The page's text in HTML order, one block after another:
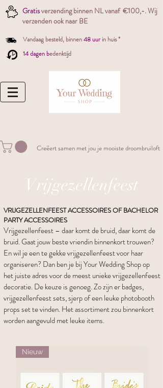
Gratisverzending binnen NL vanaf €100,-. Wij
verzenden ook naar BE
Vandaag besteld, binnen48 uur in huis *
14 dagen bedenktijd
Creëert samen met jou je mooiste droombruiloft
Vrijgezellenfeest
VRIJGEZELLENFEEST ACCESSOIRES OF BACHELOR
PARTY ACCESSOIRES
Vrijgezellenfeest – daar komt de bruid, daar komt de
bruid. Gaat jouw beste vriendin binnenkort trouwen?
En wil je een te gekke vrijgezellenfeest voor haar
organiseren? Dan ben je bij Your Wedding Shop op
het juiste adres voor de meest unieke vrijgezellenfeest
decoratie. De keuze is genoeg. Zo zijn er badges,
vrijgezellenfeest sets, sjerp of een leuke photobooth
props set te vinden. Het assortiment zou binnenkort
worden aangevuld met leuke items.
Nieuw